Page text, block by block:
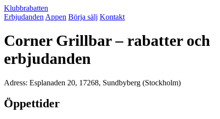
Klubbrabatten
Erbjudanden Appen Börja sälj Kontakt
Corner Grillbar – rabatter och
erbjudanden
Adress: Esplanaden 20, 17268, Sundbyberg (Stockholm)
Öppettider